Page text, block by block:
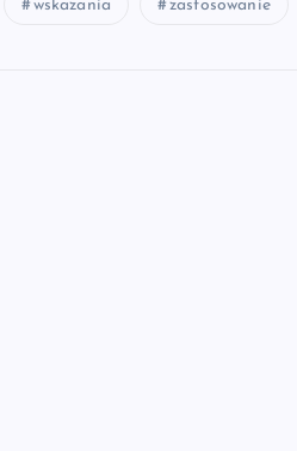
wskazania zastosowanie